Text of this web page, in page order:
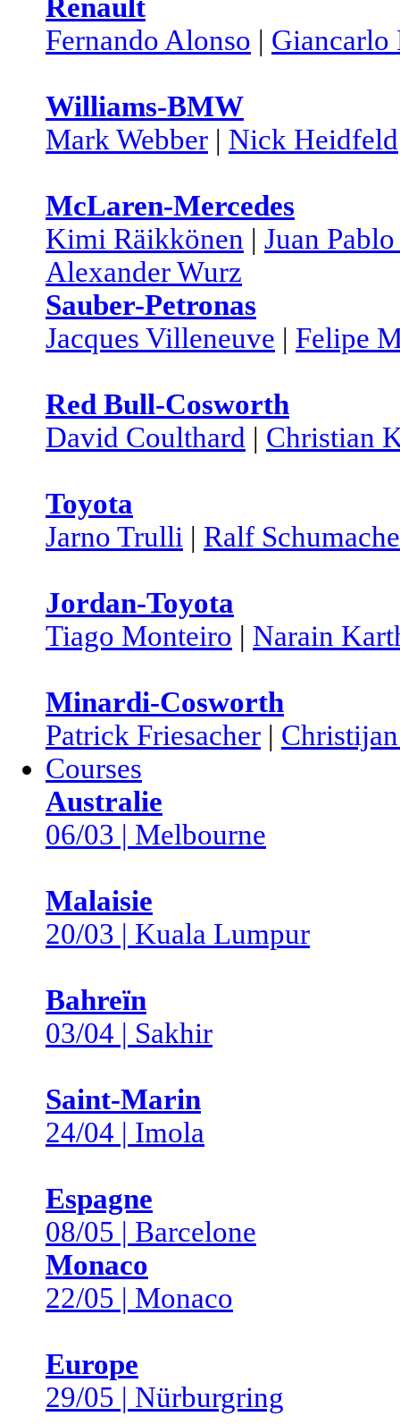
Renault
Fernando Alonso | Giancarlo
Williams-BMW
Mark Webber | Nick Heidfeld
McLaren-Mercedes
Kimi Räikkönen | Juan
Alexander Wurz
Sauber-Petronas
Jacques Villeneuve | Felipe
Red Bull-Cosworth
David Coulthard | Christian
Toyota
Jarno Trulli | Ralf
Jordan-Toyota
Tiago Monteiro | Narain
Minardi-Cosworth
Patrick Friesacher |
Courses
Australie
06/03 | Melbourne
Malaisie
20/03 | Kuala Lumpur
Bahreïn
03/04 | Sakhir
Saint-Marin
24/04 | Imola
Espagne
08/05 | Barcelone
Monaco
22/05 | Monaco
Europe
29/05 | Nürburgring